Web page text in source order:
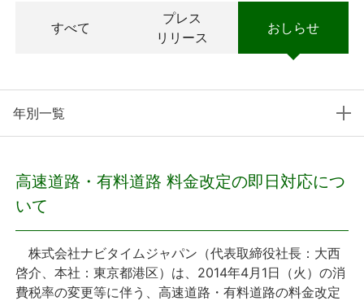
経営理念
プレスリリース
おしらせ
すべて
プレス
リリース
おしらせ
年別一覧
高速道路・有料道路 料金改定の即日対応につ
いて
株式会社ナビタイムジャパン（代表取締役社長：大西
啓介、本社：東京都港区）は、2014年4月1日（火）の消
費税率の変更等に伴う、高速道路・有料道路の料金改定